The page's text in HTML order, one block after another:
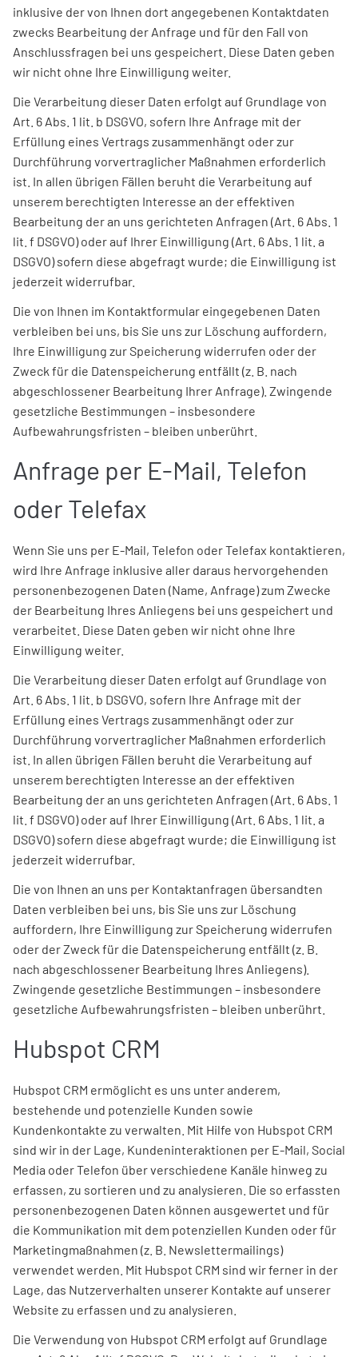
inklusive der von Ihnen dort angegebenen Kontaktdaten
zwecks Bearbeitung der Anfrage und für den Fall von
Anschlussfragen bei uns gespeichert. Diese Daten geben
wir nicht ohne Ihre Einwilligung weiter.
Die Verarbeitung dieser Daten erfolgt auf Grundlage von
Art. 6 Abs. 1 lit. b DSGVO, sofern Ihre Anfrage mit der
Erfüllung eines Vertrags zusammenhängt oder zur
Durchführung vorvertraglicher Maßnahmen erforderlich
ist. In allen übrigen Fällen beruht die Verarbeitung auf
unserem berechtigten Interesse an der effektiven
Bearbeitung der an uns gerichteten Anfragen (Art. 6 Abs. 1
lit. f DSGVO) oder auf Ihrer Einwilligung (Art. 6 Abs. 1 lit. a
DSGVO) sofern diese abgefragt wurde; die Einwilligung ist
jederzeit widerrufbar.
Die von Ihnen im Kontaktformular eingegebenen Daten
verbleiben bei uns, bis Sie uns zur Löschung auffordern,
Ihre Einwilligung zur Speicherung widerrufen oder der
Zweck für die Datenspeicherung entfällt (z. B. nach
abgeschlossener Bearbeitung Ihrer Anfrage). Zwingende
gesetzliche Bestimmungen – insbesondere
Aufbewahrungsfristen – bleiben unberührt.
Anfrage per E-Mail, Telefon
oder Telefax
Wenn Sie uns per E-Mail, Telefon oder Telefax kontaktieren,
wird Ihre Anfrage inklusive aller daraus hervorgehenden
personenbezogenen Daten (Name, Anfrage) zum Zwecke
der Bearbeitung Ihres Anliegens bei uns gespeichert und
verarbeitet. Diese Daten geben wir nicht ohne Ihre
Einwilligung weiter.
Die Verarbeitung dieser Daten erfolgt auf Grundlage von
Art. 6 Abs. 1 lit. b DSGVO, sofern Ihre Anfrage mit der
Erfüllung eines Vertrags zusammenhängt oder zur
Durchführung vorvertraglicher Maßnahmen erforderlich
ist. In allen übrigen Fällen beruht die Verarbeitung auf
unserem berechtigten Interesse an der effektiven
Bearbeitung der an uns gerichteten Anfragen (Art. 6 Abs. 1
lit. f DSGVO) oder auf Ihrer Einwilligung (Art. 6 Abs. 1 lit. a
DSGVO) sofern diese abgefragt wurde; die Einwilligung ist
jederzeit widerrufbar.
Die von Ihnen an uns per Kontaktanfragen übersandten
Daten verbleiben bei uns, bis Sie uns zur Löschung
auffordern, Ihre Einwilligung zur Speicherung widerrufen
oder der Zweck für die Datenspeicherung entfällt (z. B.
nach abgeschlossener Bearbeitung Ihres Anliegens).
Zwingende gesetzliche Bestimmungen – insbesondere
gesetzliche Aufbewahrungsfristen – bleiben unberührt.
Hubspot CRM
Hubspot CRM ermöglicht es uns unter anderem,
bestehende und potenzielle Kunden sowie
Kundenkontakte zu verwalten. Mit Hilfe von Hubspot CRM
sind wir in der Lage, Kundeninteraktionen per E-Mail, Social
Media oder Telefon über verschiedene Kanäle hinweg zu
erfassen, zu sortieren und zu analysieren. Die so erfassten
personenbezogenen Daten können ausgewertet und für
die Kommunikation mit dem potenziellen Kunden oder für
Marketingmaßnahmen (z. B. Newslettermailings)
verwendet werden. Mit Hubspot CRM sind wir ferner in der
Lage, das Nutzerverhalten unserer Kontakte auf unserer
Website zu erfassen und zu analysieren.
Die Verwendung von Hubspot CRM erfolgt auf Grundlage